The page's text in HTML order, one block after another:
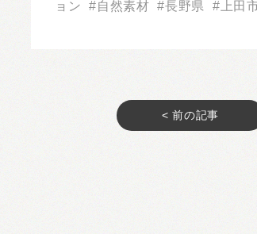
ョン
自然素材 長野県 上田
< 前の記事